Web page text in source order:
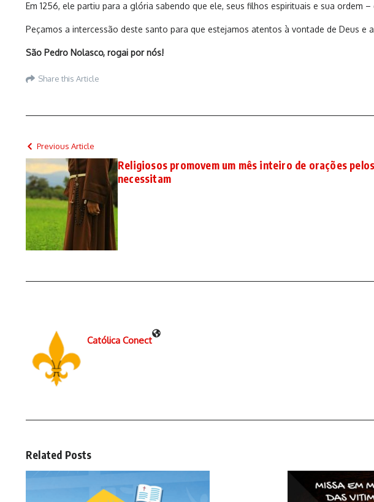
Em 1256, ele partiu para a glória sabendo que ele, seus filhos espirituais e sua
Peçamos a intercessão deste santo para que estejamos atentos à vontade de Deus e
São Pedro Nolasco, rogai por nós!
Share this Article
Previous Article
Religiosos promovem um mês inteiro de orações
necessitam
Católica Conect
Related Posts